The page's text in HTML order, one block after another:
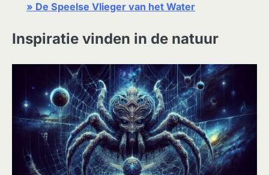
» De Speelse Vlieger van het Water
Inspiratie vinden in de natuur